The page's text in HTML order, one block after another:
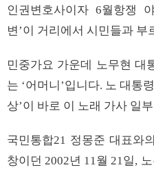
인권변호사이자 6월항쟁
변’이 거리에서 시민들과
민중가요 가운데 노무현 대
는 ‘어머니’입니다. 노 대통
상’이 바로 이 노래 가사 일
국민통합21 정몽준 대표와
창이던 2002년 11월 21일,